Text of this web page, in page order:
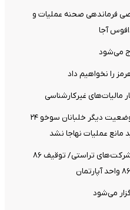
فرماندهی صحنه عملیات و
آجا
می‌شود
را نخواهیم داد
مالیات‌های غیرکارشناسی
بسیج تمام ظرفیت‌ها برای تعیین وضعیت دیگر خلبانان سوخو ۲۴
مانع عملیات نهاجا نشد
تهاتر ۱۶۷۳ میلیارد تومان از اموال شرکت‌های تراستی/ توقیف ۸۶
می‌شود